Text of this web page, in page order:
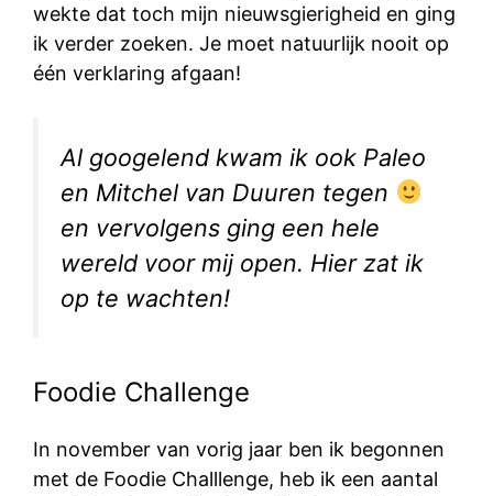
wekte dat toch mijn nieuwsgierigheid en ging
ik verder zoeken. Je moet natuurlijk nooit op
één verklaring afgaan!
Al googelend kwam ik ook Paleo
en Mitchel van Duuren tegen
en vervolgens ging een hele
wereld voor mij open. Hier zat ik
op te wachten!
Foodie Challenge
In november van vorig jaar ben ik begonnen
met de Foodie Challlenge, heb ik een aantal